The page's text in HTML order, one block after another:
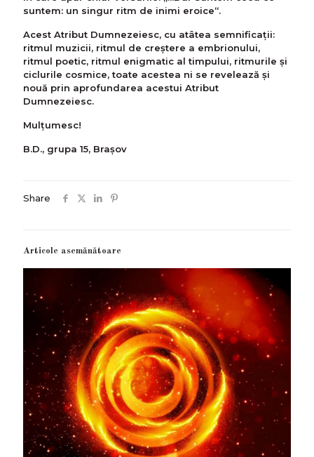
suntem: un singur ritm de inimi eroice“.
Acest Atribut Dumnezeiesc, cu atâtea semnificații:
ritmul muzicii, ritmul de creștere a embrionului,
ritmul poetic, ritmul enigmatic al timpului, ritmurile și
ciclurile cosmice, toate acestea ni se revelează și
nouă prin aprofundarea acestui Atribut
Dumnezeiesc.
Mulțumesc!
B.D., grupa 15, Brașov
Share
Articole asemănătoare